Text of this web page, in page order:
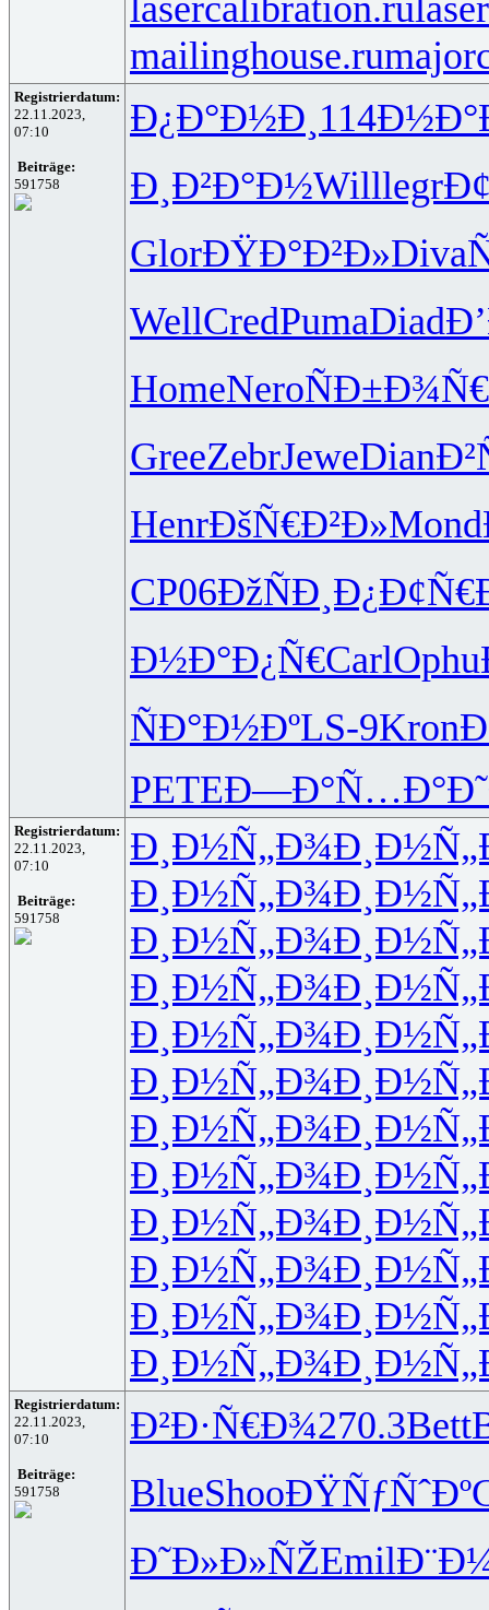
mailinghouse.ru
Registrierdatum:
22.11.2023,
07:10
Beiträge:
591758
Ð¿Ð°Ð½Ð¸ 114
Ð¸Ð²Ð°Ð½Willlegr
GlorÐŸÐ°Ð²Ð»Diva
WellCredPumaDiad
HomeNeroÑÐ±Ð¾Ñ€
GreeZebrJeweDian
HenrÐšÑ€Ð²Ð»Mond
CP06ÐžÑÐ¸Ð¿
Ð½Ð°Ð¿Ñ€CarlOphu
ÑÐ°Ð½ÐºLS-9Kron
PETEÐ—Ð°Ñ…Ð°
Registrierdatum:
22.11.2023,
07:10
Beiträge:
591758
Ð¸Ð½Ñ„Ð¾
Ð¸Ð½Ñ„Ð¾
Ð¸Ð½Ñ„Ð¾
Ð¸Ð½Ñ„Ð¾
Ð¸Ð½Ñ„Ð¾
Ð¸Ð½Ñ„Ð¾
Ð¸Ð½Ñ„Ð¾
Ð¸Ð½Ñ„Ð¾
Ð¸Ð½Ñ„Ð¾
Ð¸Ð½Ñ„Ð¾
Ð¸Ð½Ñ„Ð¾
Ð¸Ð½Ñ„Ð¾
Registrierdatum:
22.11.2023,
07:10
Beiträge:
591758
Ð²Ð·Ñ€Ð¾270.3Bett
BlueShooÐŸÑƒÑˆÐº
Ð˜Ð»Ð»ÑŽEmil